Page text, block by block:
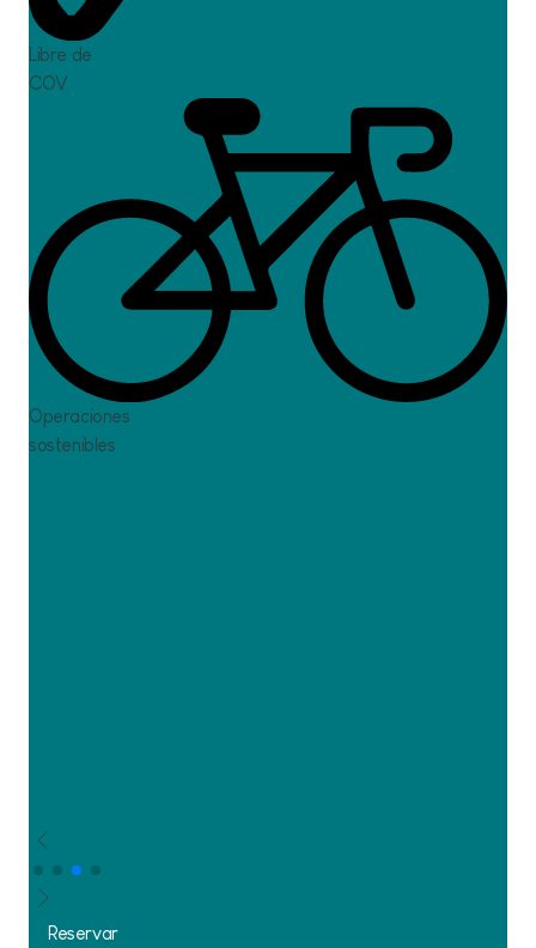
Libre de
COV
Operaciones
sostenibles
Reservar